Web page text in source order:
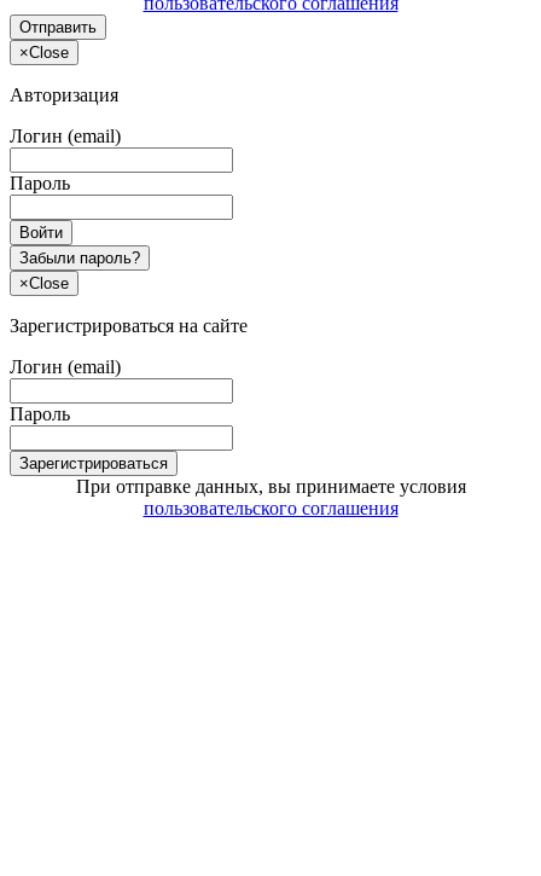
Отправить
×Close
Авторизация
Логин (email)
Пароль
Войти
Забыли пароль?
×Close
Зарегистрироваться на сайте
Логин (email)
Пароль
Зарегистрироваться
При отправке данных, вы принимаете условия
пользовательского соглашения